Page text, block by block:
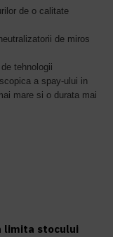
de o calitate
de miros
tehnologii
a spay-ului in
mare si o durata mai
limita stocului